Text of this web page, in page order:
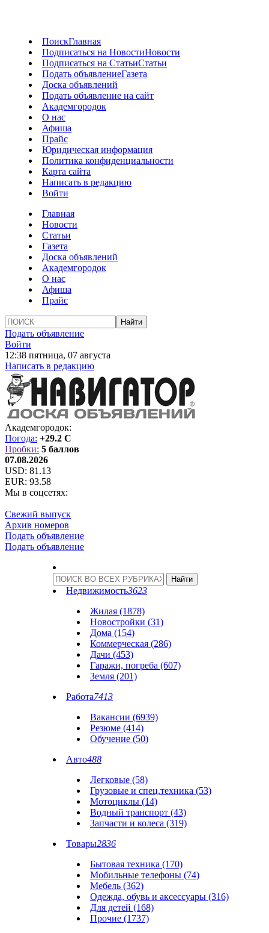
ПоискГлавная
Подписаться на НовостиНовости
Подписаться на СтатьиСтатьи
Подать объявлениеГазета
Доска объявлений
Подать объявление на сайт
Академгородок
О нас
Афиша
Прайс
Юридическая информация
Политика конфиденциальности
Карта сайта
Написать в редакцию
Войти
Главная
Новости
Статьи
Газета
Доска объявлений
Академгородок
О нас
Афиша
Прайс
Подать объявление
Войти
12:38 пятница, 07 августа
Написать в редакцию
Академгородок:
Погода: +29.2 C
Пробки: 5 баллов
07.08.2026
USD: 81.13
EUR: 93.58
Мы в соцсетях:
Свежий выпуск
Архив номеров
Подать объявление
Подать объявление
Недвижимость3623
Жилая (1878)
Новостройки (31)
Дома (154)
Коммерческая (286)
Дачи (453)
Гаражи, погреба (607)
Земля (201)
Работа7413
Вакансии (6939)
Резюме (414)
Обучение (50)
Авто488
Легковые (58)
Грузовые и спец.техника (53)
Мотоциклы (14)
Водный транспорт (43)
Запчасти и колеса (319)
Товары2836
Бытовая техника (170)
Мобильные телефоны (74)
Мебель (362)
Одежда, обувь и аксессуары (316)
Для детей (168)
Прочие (1737)